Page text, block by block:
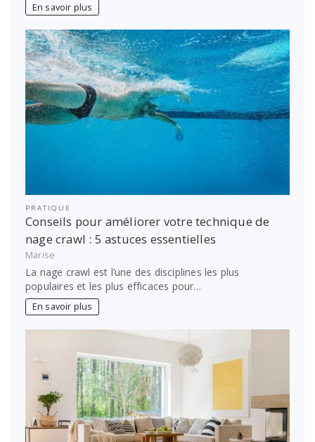
En savoir plus
PRATIQUE
Conseils pour améliorer votre technique de
nage crawl : 5 astuces essentielles
Marise
La nage crawl est l’une des disciplines les plus
populaires et les plus efficaces pour…
En savoir plus